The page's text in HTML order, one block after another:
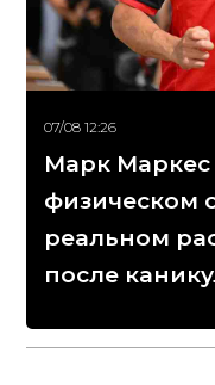
07/08 12:26
Марк Маркес
физическом
реальном
после